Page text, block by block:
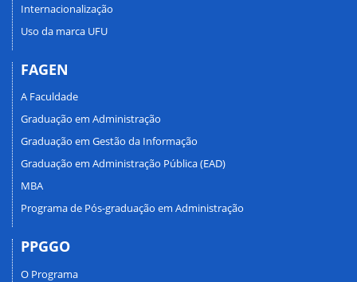
Internacionalização
Uso da marca UFU
FAGEN
A Faculdade
Graduação em Administração
Graduação em Gestão da Informação
Graduação em Administração Pública (EAD)
MBA
Programa de Pós-graduação em Administração
PPGGO
O Programa